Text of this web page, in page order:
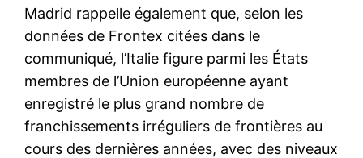
digitale quotidienne
14 December 2020
In "Europe"
Medi1 lance sa plateforme
Podcast : medi1podcast.com
Medi1 a lancé aujourd’hui sa
plateforme Podcast, un
nouveau média à la demande
qui offre une expérience